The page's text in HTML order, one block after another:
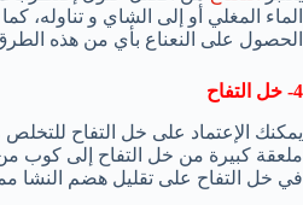
الماء المغلي أو إلى الشاي و تناوله،
الحصول على النعناع بأي من هذه
4- خل التفاح
يمكنك الإعتماد على خل التفاح
ملعقة كبيرة من خل التفاح إلى كوب
في خل التفاح على تقليل هضم النشا